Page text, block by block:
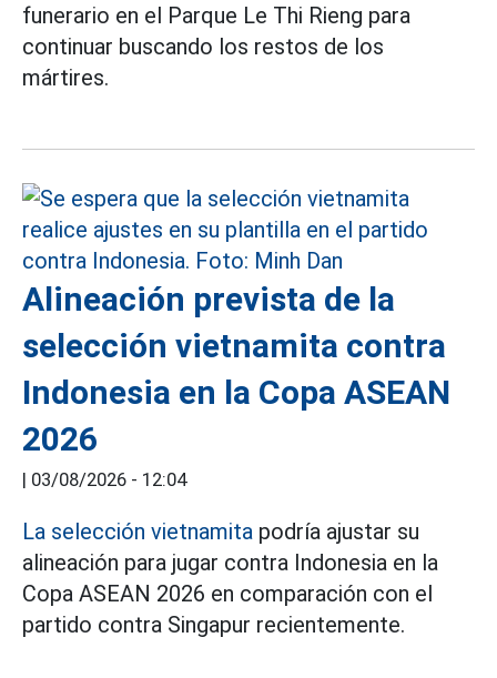
funerario en el Parque Le Thi Rieng para
continuar buscando los restos de los
mártires.
Alineación prevista de la
selección vietnamita contra
Indonesia en la Copa ASEAN
2026
03/08/2026 - 12:04
La selección vietnamita podría ajustar su
alineación para jugar contra Indonesia en la
Copa ASEAN 2026 en comparación con el
partido contra Singapur recientemente.